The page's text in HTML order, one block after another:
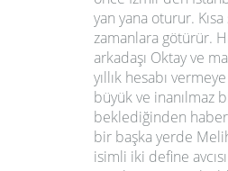
yan yana oturur.
zamanlara götürür.
arkadaşı Oktay ve
yıllık hesabı
büyük ve inanılmaz
beklediğinden
bir başka yerde
isimli iki define